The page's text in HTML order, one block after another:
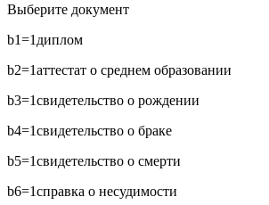
Выберите документ
b1=1 диплом
b2=1аттестат о среднем образовании
b3=1свидетельство о рождении
b4=1свидетельство о браке
b5=1свидетельство о смерти
b6=1справка о несудимости